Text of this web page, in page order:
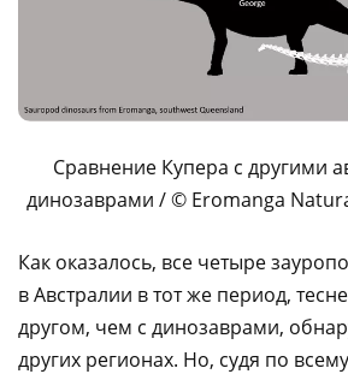
Сравнение Купера с другими
динозаврами / © Eromanga
Как оказалось, все четыре
в Австралии в тот же период,
другом, чем с динозаврами,
других регионах. Но, судя по